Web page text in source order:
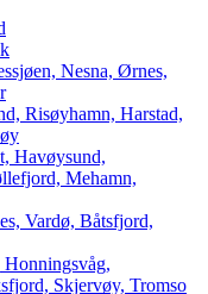
Nesna, Ørnes,
Risøyhamn, Harstad,
Havøysund,
Mehamn,
Vardø, Båtsfjord,
Skjervøy, Tromso